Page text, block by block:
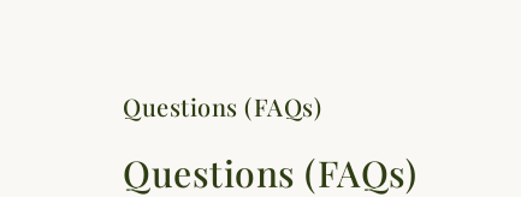
Questions (FAQs)
Questions (FAQs)